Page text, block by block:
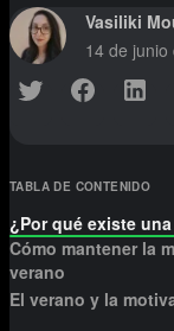
Vasiliki
14 de junio
TABLA DE CONTENIDO
¿Por qué existe
Cómo mantener la
verano
El verano y la